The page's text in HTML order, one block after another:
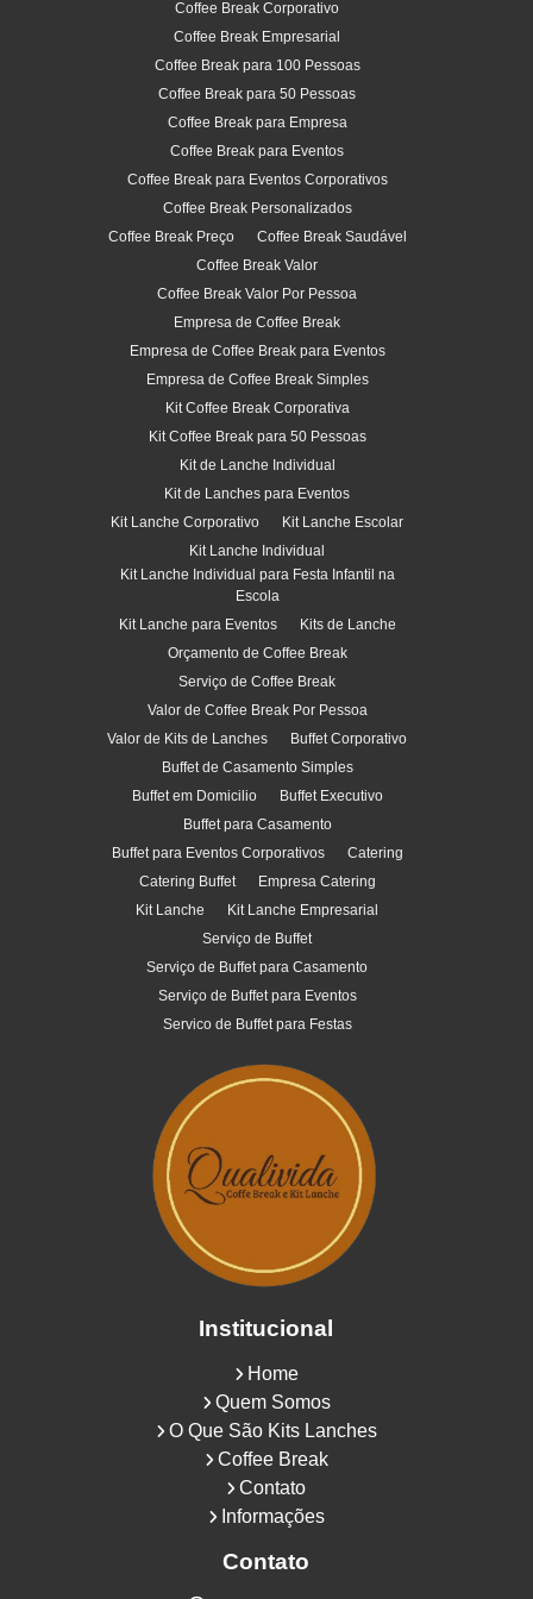
Coffee Break Corporativo
Coffee Break Empresarial
Coffee Break para 100 Pessoas
Coffee Break para 50 Pessoas
Coffee Break para Empresa
Coffee Break para Eventos
Coffee Break para Eventos Corporativos
Coffee Break Personalizados
Coffee Break Preço
Coffee Break Saudável
Coffee Break Valor
Coffee Break Valor Por Pessoa
Empresa de Coffee Break
Empresa de Coffee Break para Eventos
Empresa de Coffee Break Simples
Kit Coffee Break Corporativa
Kit Coffee Break para 50 Pessoas
Kit de Lanche Individual
Kit de Lanches para Eventos
Kit Lanche Corporativo
Kit Lanche Escolar
Kit Lanche Individual
Kit Lanche Individual para Festa Infantil na
Escola
Kit Lanche para Eventos
Kits de Lanche
Orçamento de Coffee Break
Serviço de Coffee Break
Valor de Coffee Break Por Pessoa
Valor de Kits de Lanches
Buffet Corporativo
Buffet de Casamento Simples
Buffet em Domicilio
Buffet Executivo
Buffet para Casamento
Buffet para Eventos Corporativos
Catering
Catering Buffet
Empresa Catering
Kit Lanche
Kit Lanche Empresarial
Serviço de Buffet
Serviço de Buffet para Casamento
Serviço de Buffet para Eventos
Servico de Buffet para Festas
Institucional
Home
Quem Somos
O Que São Kits Lanches
Coffee Break
Contato
Informações
Contato